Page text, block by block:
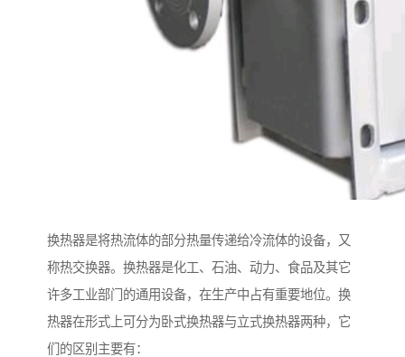
换热器是将热流体的部分热量传递给冷流体的设备，又
称热交换器。换热器是化工、石油、动力、食品及其它
许多工业部门的通用设备，在生产中占有重要地位。换
热器在形式上可分为卧式换热器与立式换热器两种，它
们的区别主要有：